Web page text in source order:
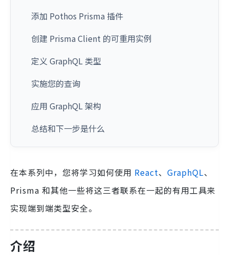
添加 Pothos Prisma 插件
创建 Prisma Client 的可重用实例
定义 GraphQL 类型
实施您的查询
应用 GraphQL 架构
总结和下一步是什么
在本系列中，您将学习如何使用 React、 GraphQL、
Prisma 和其他一些将这三者联系在一起的有用工具来
实现端到端类型安全。
介绍